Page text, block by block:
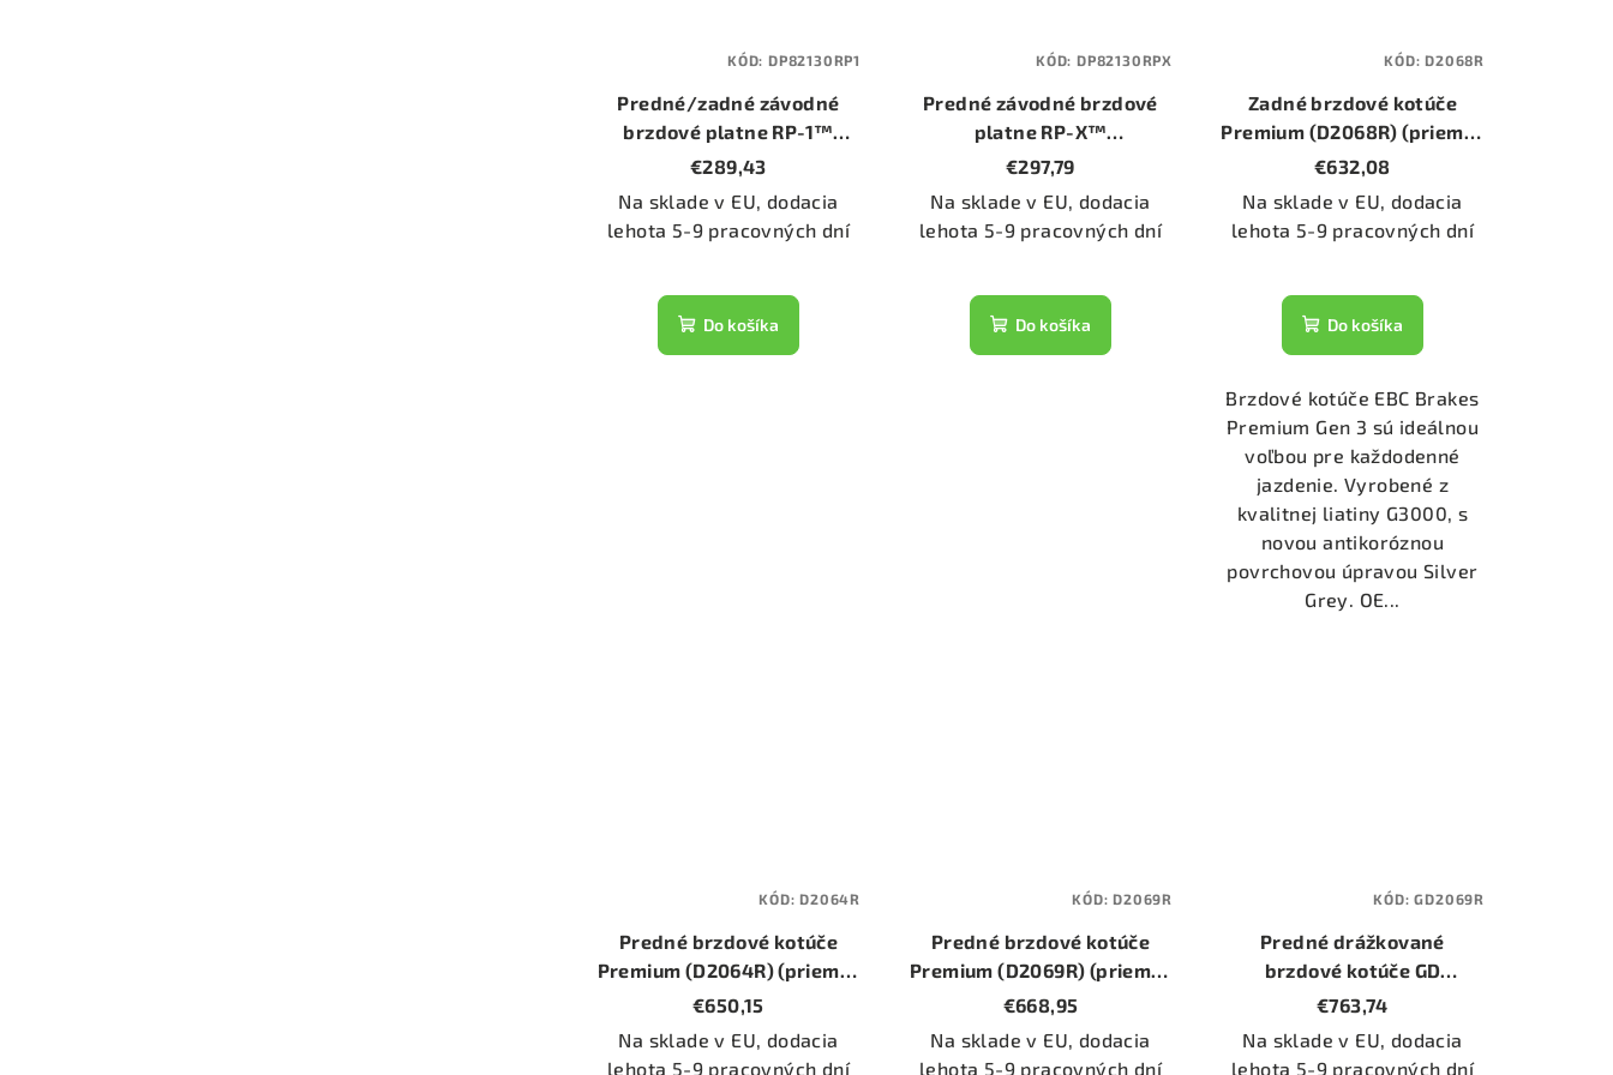
Predné/zadné závodné
brzdové platne RP-1™
(DP82130RP1)
€289,43
Na sklade v EU, dodacia
lehota 5-9 pracovných dní
Do košíka
KÓD: DP82130RP1
Predné závodné brzdové
platne RP-X™
(DP82130RPX)
€297,79
Na sklade v EU, dodacia
lehota 5-9 pracovných dní
Do košíka
KÓD: DP82130RPX
Zadné brzdové kotúče
Premium (D2068R) (priemer
345mm)
€632,08
Na sklade v EU, dodacia
lehota 5-9 pracovných dní
Do košíka
Brzdové kotúče EBC Brakes
Premium Gen 3 sú ideálnou
voľbou pre každodenné
jazdenie. Vyrobené z
kvalitnej liatiny G3000, s
novou antikoróznou
povrchovou úpravou Silver
Grey. OE...
KÓD:D2068R
Predné brzdové kotúče
Premium (D2064R) (priemer
340mm)
€650,15
Na sklade v EU, dodacia
lehota 5-9 pracovných dní
KÓD:D2064R
Predné brzdové kotúče
Premium (D2069R) (priemer
370mm)
€668,95
Na sklade v EU, dodacia
lehota 5-9 pracovných dní
KÓD:D2069R
Predné drážkované
brzdové kotúče GD
(GD2069R) (priemer 370mm)
€763,74
Na sklade v EU, dodacia
lehota 5-9 pracovných dní
KÓD:GD2069R